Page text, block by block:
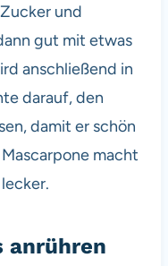
und
gut mit etwas
anschließend in
darauf, den
damit er schön
macht
anrühren